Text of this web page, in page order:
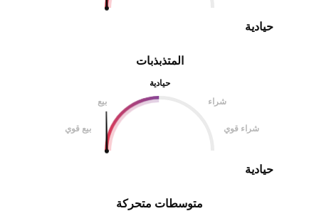
المتذبذبات
حيادية
بيع
شراء
بيع قوي شراء قوي
حيادية
حيادية
متوسطات متحركة